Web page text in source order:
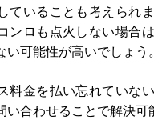
ていることも考えられ
ンロも点火しない場合
い可能性が高いでしょう。
料金を払い忘れていな
い合わせることで解決可